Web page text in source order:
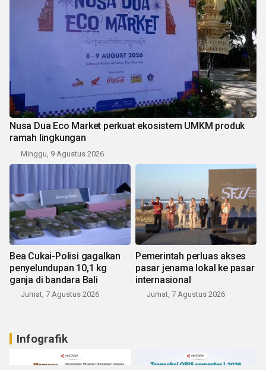
Nusa Dua Eco Market perkuat ekosistem UMKM produk
ramah lingkungan
Minggu, 9 Agustus 2026
Bea Cukai-Polisi gagalkan
penyelundupan 10,1 kg
ganja di bandara Bali
Jumat, 7 Agustus 2026
Pemerintah perluas akses
pasar jenama lokal ke pasar
internasional
Jumat, 7 Agustus 2026
Infografik